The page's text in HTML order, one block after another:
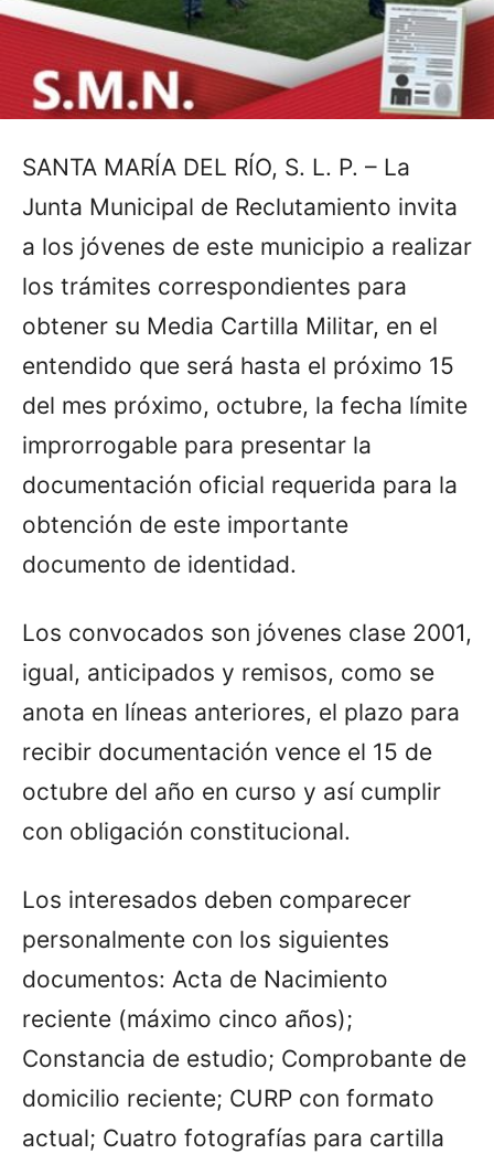
SANTA MARÍA DEL RÍO, S. L. P. – La
Junta Municipal de Reclutamiento invita
a los jóvenes de este municipio a realizar
los trámites correspondientes para
obtener su Media Cartilla Militar, en el
entendido que será hasta el próximo 15
del mes próximo, octubre, la fecha límite
improrrogable para presentar la
documentación oficial requerida para la
obtención de este importante
documento de identidad.
Los convocados son jóvenes clase 2001,
igual, anticipados y remisos, como se
anota en líneas anteriores, el plazo para
recibir documentación vence el 15 de
octubre del año en curso y así cumplir
con obligación constitucional.
Los interesados deben comparecer
personalmente con los siguientes
documentos: Acta de Nacimiento
reciente (máximo cinco años);
Constancia de estudio; Comprobante de
domicilio reciente; CURP con formato
actual; Cuatro fotografías para cartilla